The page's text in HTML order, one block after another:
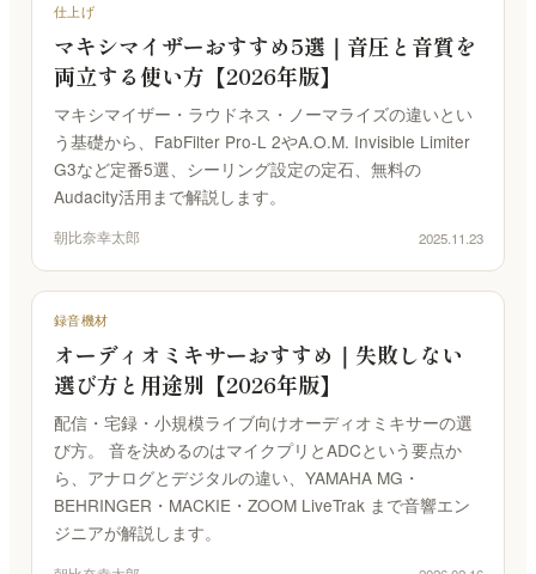
仕上げ
マキシマイザーおすすめ5選｜音圧と音質を
両立する使い方【2026年版】
マキシマイザー・ラウドネス・ノーマライズの違いとい
う基礎から、FabFilter Pro-L 2やA.O.M. Invisible Limiter
G3など定番5選、シーリング設定の定石、無料の
Audacity活用まで解説します。
朝比奈幸太郎 2025.11.23
録音機材
オーディオミキサーおすすめ｜失敗しない
選び方と用途別【2026年版】
配信・宅録・小規模ライブ向けオーディオミキサーの選
び方。 音を決めるのはマイクプリとADCという要点か
ら、アナログとデジタルの違い、YAMAHA MG・
BEHRINGER・MACKIE・ZOOM LiveTrak まで音響エン
ジニアが解説します。